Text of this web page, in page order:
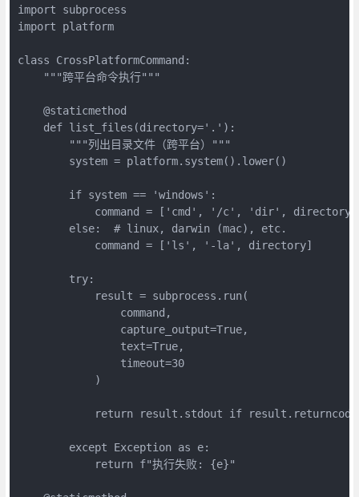
import subprocess
import platform
class CrossPlatformCommand:
    """跨平台命令执行"""
    @staticmethod
    def list_files(directory='.'):
        """列出目录文件（跨平台）"""
        system = platform.system().lower()
        if system == 'windows':
            command = ['cmd', '/c', 'dir', directory]
        else:  # linux, darwin (mac), etc.
            command = ['ls', '-la', directory]
        try:
            result = subprocess.run(
                command,
                capture_output=True,
                text=True,
                timeout=30
            )
return result.stdout if
        except Exception as e:
            return f"执行失败: {e}"